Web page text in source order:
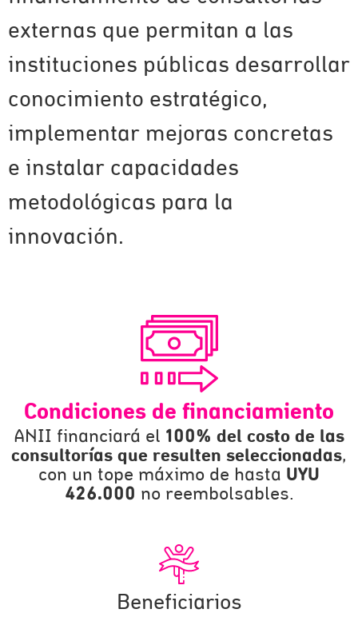
externas que permitan a las
instituciones públicas desarrollar
conocimiento estratégico,
implementar mejoras concretas
e instalar capacidades
metodológicas para la
innovación.
Condiciones de financiamiento
ANII financiará el 100% del costo de las
consultorías que resulten seleccionadas,
con un tope máximo de hasta UYU
426.000 no reembolsables.
Beneficiarios